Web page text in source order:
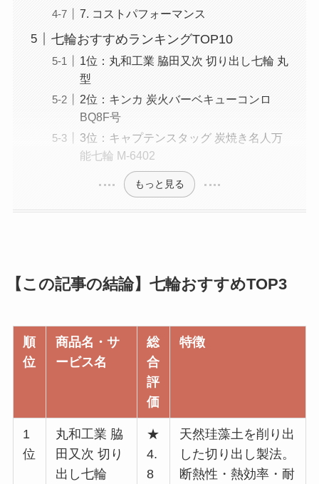
7. コストパフォーマンス
七輪おすすめランキングTOP10
1位：丸和工業 脇田又次 切り出し七輪 丸
型
2位：キンカ 炭火バーベキューコンロ
BQ8F号
3位：キャプテンスタッグ 炭焼き名人万
能七輪 M-6402
もっと見る
【この記事の結論】七輪おすすめTOP3
順
位
商品名・サ
ービス名
総
合
評
価
特徴
1
位
丸和工業 脇
田又次 切り
出し七輪
★
4.
8
天然珪藻土を削り出
した切り出し製法。
断熱性・熱効率・耐